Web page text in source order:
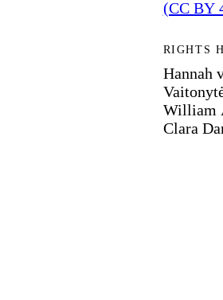
(CC BY
RIGHTS
Hannah
Vaitonytė,
William
Clara